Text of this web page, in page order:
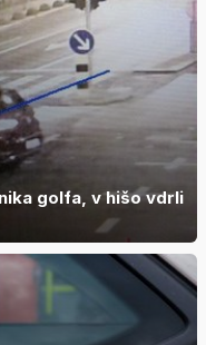
golfa, v hišo vdrli